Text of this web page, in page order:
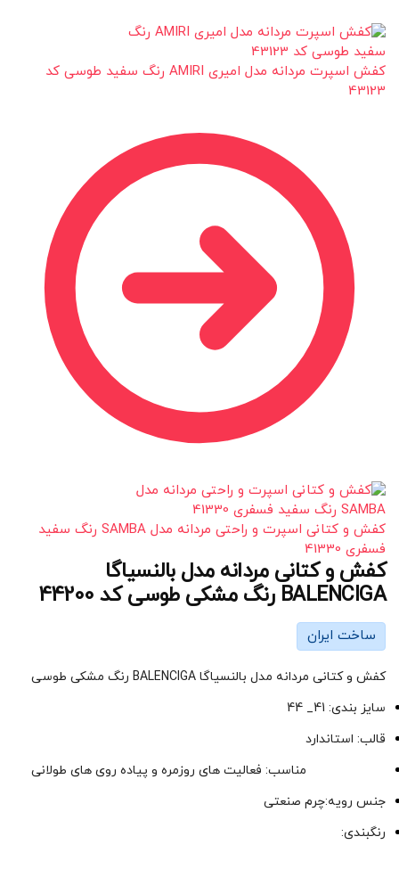
کفش اسپرت مردانه مدل امیری AMIRI رنگ سفید طوسی کد
43123
کفش و کتانی اسپرت و راحتی مردانه مدل SAMBA رنگ سفید
فسفری 41330
کفش و کتانی مردانه مدل بالنسیاگا
BALENCIGA رنگ مشکی طوسی کد 44200
ساخت ایران
کفش و کتانی مردانه مدل بالنسیاگا BALENCIGA رنگ مشکی طوسی
سایز بندی: 41_ 44
قالب: استاندارد
مناسب: فعالیت های روزمره و پیاده روی های طولانی
جنس رویه:چرم صنعتی
رنگبندی: